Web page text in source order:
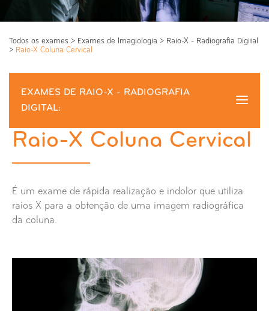
Todos os exames > Exames de Imagiologia > Raio-X - Radiografia Digital
> Raio-X Coluna Cervical
EXAMES DE RAIO-X - RADIOGRAFIA
DIGITAL:
Raio-X Coluna Cervical
Raio-X Abdómen
Raio-X Anca
Raio-X Apófice Estilóides
Raio-X Articulação Externo Clavicular
Raio-X Coluna Cervical
É um exame de rápida realização e indolor que utiliza
raios X para a obtenção de uma imagem radiográfica
da coluna.